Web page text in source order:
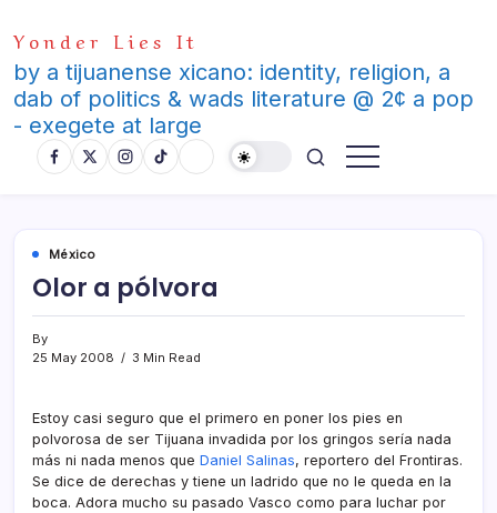
to
content
Yonder Lies It
by a tijuanense xicano: identity, religion, a
dab of politics & wads literature @ 2¢ a pop
- exegete at large
México
Olor a pólvora
By
25 May 2008
3 Min Read
Estoy casi seguro que el primero en poner los pies en
polvorosa de ser Tijuana invadida por los gringos serí­a nada
más ni nada menos que Daniel Salinas, reportero del Frontiras.
Se dice de derechas y tiene un ladrido que no le queda en la
boca. Adora mucho su pasado Vasco como para luchar por